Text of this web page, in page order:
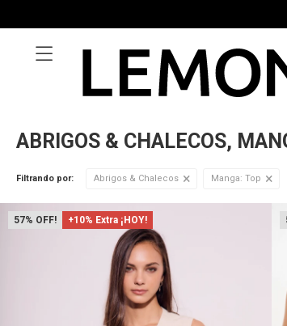

ABRIGOS & CHALECOS,
Filtrando por: Abrigos & Chalecos Manga: Top
57 +10% Extra ¡HOY!